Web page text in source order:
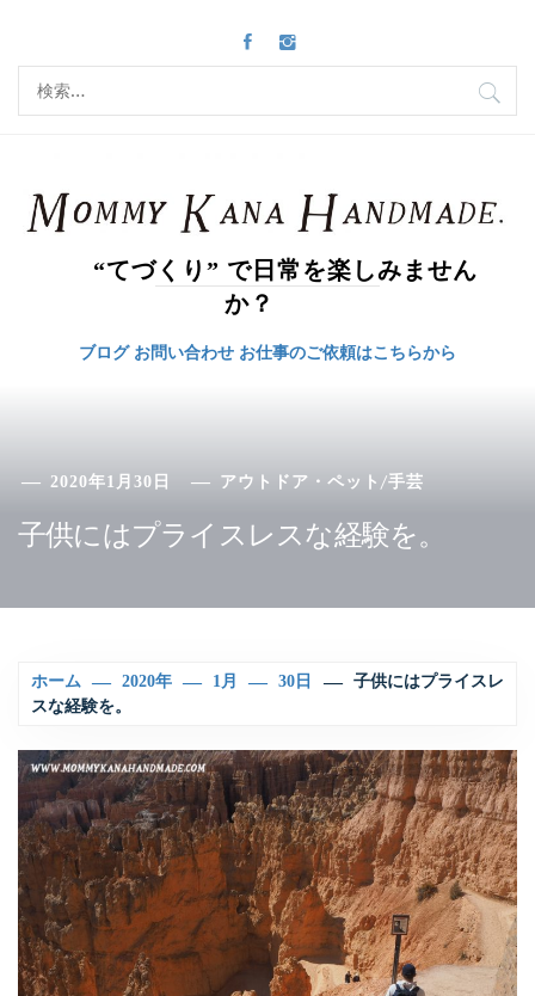
テ
“てづくり” で日常を楽しみません
か？
ブログ お問い合わせ お仕事のご依頼はこちらから
2020年1月30日 アウトドア・ペット/手芸
子供にはプライスレスな経験を。
ホーム 2020年 1月 30日
子供にはプライスレ
スな経験を。